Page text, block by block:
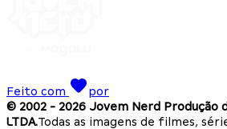
Feito com
por
© 2002 - 2026 Jovem Nerd Produção
LTDA.Todas as imagens de filmes,